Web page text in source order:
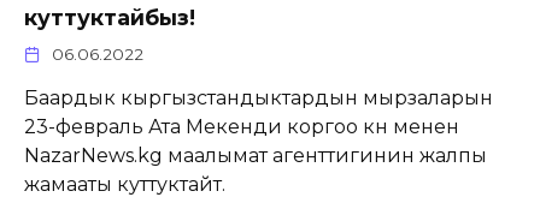
куттуктайбыз!
06.06.2022
Баардык кыргызстандыктардын мырзаларын
23-февраль Ата Мекенди коргоо күнү менен
NazarNews.kg маалымат агенттигинин жалпы
жамааты куттуктайт.